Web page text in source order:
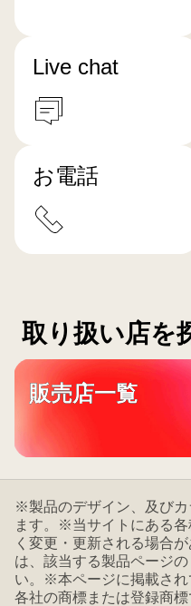
Live chat
お電話
取り扱い店を
販売店一覧
※製品のデザイン、及びカ
ます。※当サイトにある
く変更・更新される場合
は、該当する製品ページ
い。※本ページに掲載さ
各社の商標または登録商